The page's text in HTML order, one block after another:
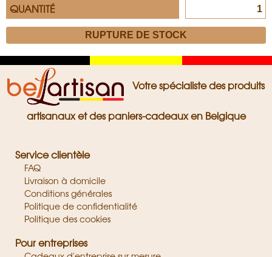
QUANTITÉ
Votre spécialiste des produits
artisanaux et des paniers-cadeaux en Belgique
Service clientèle
FAQ
Livraison à domicile
Conditions générales
Politique de confidentialité
Politique des cookies
Pour entreprises